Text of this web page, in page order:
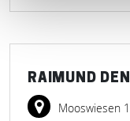
RAIMUND
Mooswiesen